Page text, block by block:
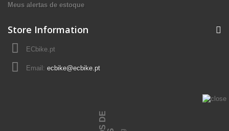
Meus alertas de estoque
Store Information
ECbike.pt
Email: ecbike@ecbike.pt